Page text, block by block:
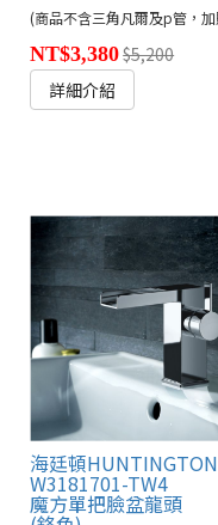
NT$3,380$5,200
詳細介紹
海廷頓HUNTINGTON
W3181701-TW4
魔方單把臉盆龍頭